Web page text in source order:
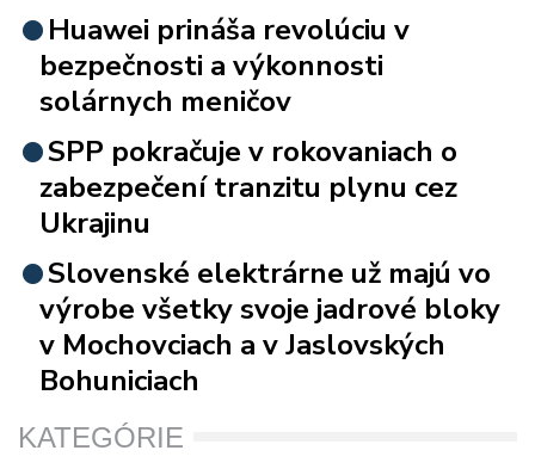
Huawei prináša revolúciu v
bezpečnosti a výkonnosti
solárnych meničov
SPP pokračuje v rokovaniach o
zabezpečení tranzitu plynu cez
Ukrajinu
Slovenské elektrárne už majú vo
výrobe všetky svoje jadrové bloky
v Mochovciach a v Jaslovských
Bohuniciach
KATEGÓRIE